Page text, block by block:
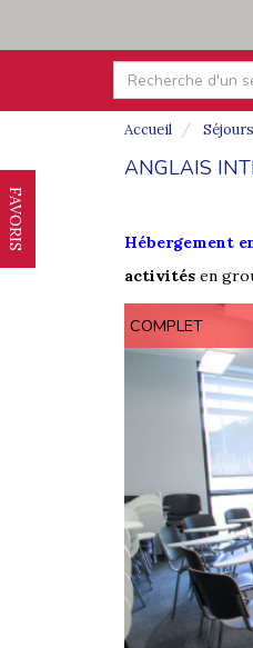
FAVORIS
Accueil
ANGLAIS
Hébergement
activités en
COMPLET